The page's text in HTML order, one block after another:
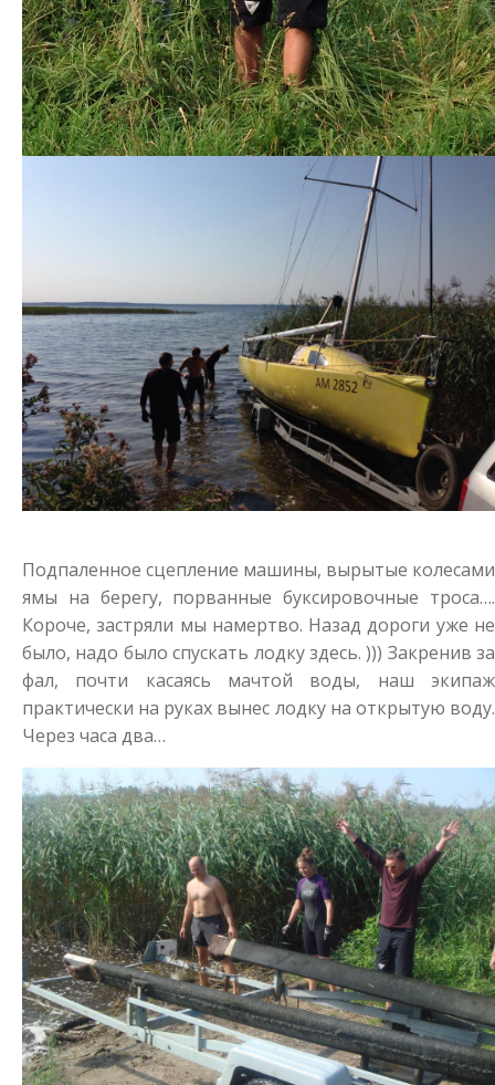
Подпаленное сцепление машины, вырытые колесами
ямы на берегу, порванные буксировочные троса….
Короче, застряли мы намертво. Назад дороги уже не
было, надо было спускать лодку здесь. ))) Закренив за
фал, почти касаясь мачтой воды, наш экипаж
практически на руках вынес лодку на открытую воду.
Через часа два…